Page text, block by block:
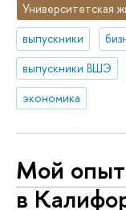
Университетская
выпускники
выпускники ВШЭ
экономика
Мой опыт
в